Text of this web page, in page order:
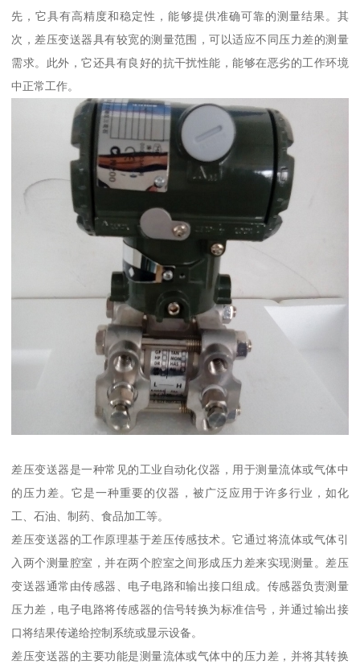
先，它具有高精度和稳定性，能够提供准确可靠的测量结果。其
次，差压变送器具有较宽的测量范围，可以适应不同压力差的测量
需求。此外，它还具有良好的抗干扰性能，能够在恶劣的工作环境
中正常工作。
差压变送器是一种常见的工业自动化仪器，用于测量流体或气体中
的压力差。它是一种重要的仪器，被广泛应用于许多行业，如化
工、石油、制药、食品加工等。
差压变送器的工作原理基于差压传感技术。它通过将流体或气体引
入两个测量腔室，并在两个腔室之间形成压力差来实现测量。差压
变送器通常由传感器、电子电路和输出接口组成。传感器负责测量
压力差，电子电路将传感器的信号转换为标准信号，并通过输出接
口将结果传递给控制系统或显示设备。
差压变送器的主要功能是测量流体或气体中的压力差，并将其转换